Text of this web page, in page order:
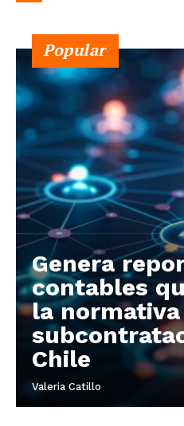
Popular
Genera
contables
la normativa
Chile
Valeria Catillo